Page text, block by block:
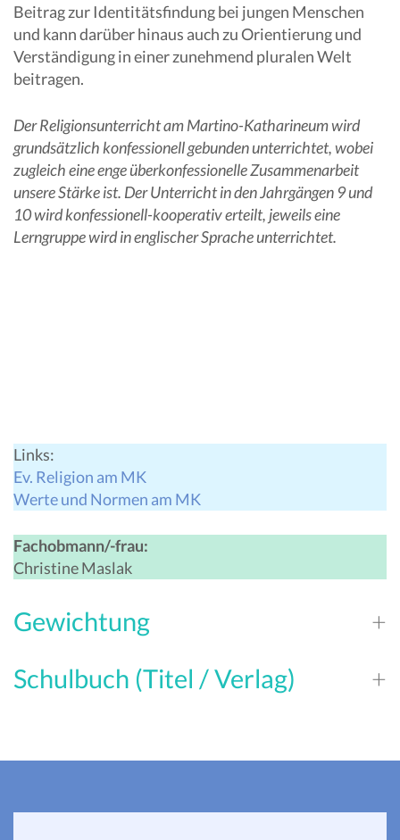
Beitrag zur Identitätsfindung bei jungen Menschen
und kann darüber hinaus auch zu Orientierung und
Verständigung in einer zunehmend pluralen Welt
beitragen.
Der Religionsunterricht am Martino-Katharineum wird
grundsätzlich konfessionell gebunden unterrichtet, wobei
zugleich eine enge überkonfessionelle Zusammenarbeit
unsere Stärke ist. Der Unterricht in den Jahrgängen 9 und
10 wird konfessionell-kooperativ erteilt, jeweils eine
Lerngruppe wird in englischer Sprache unterrichtet.
Links:
Ev. Religion am MK
Werte und Normen am MK
Fachobmann/-frau:
Christine Maslak
Gewichtung
Schulbuch (Titel / Verlag)